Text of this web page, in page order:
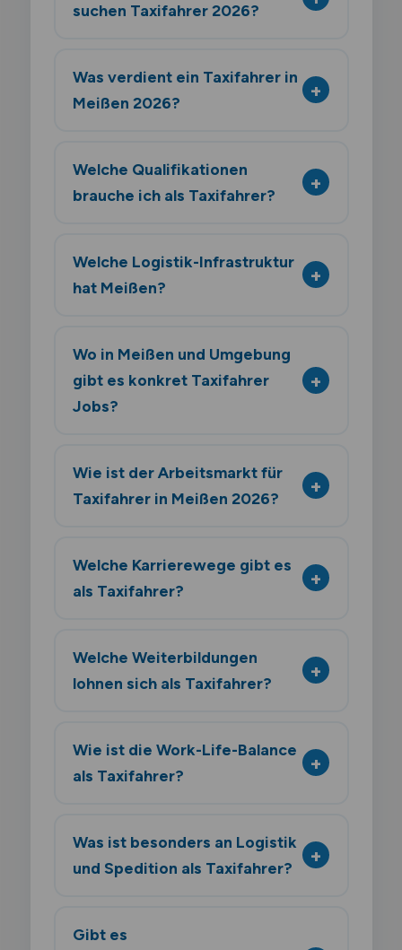
suchen Taxifahrer 2026?
Was verdient ein Taxifahrer in
Meißen 2026?
Welche Qualifikationen
brauche ich als Taxifahrer?
Welche Logistik-Infrastruktur
hat Meißen?
Wo in Meißen und Umgebung
gibt es konkret Taxifahrer
Jobs?
Wie ist der Arbeitsmarkt für
Taxifahrer in Meißen 2026?
Welche Karrierewege gibt es
als Taxifahrer?
Welche Weiterbildungen
lohnen sich als Taxifahrer?
Wie ist die Work-Life-Balance
als Taxifahrer?
Was ist besonders an Logistik
und Spedition als Taxifahrer?
Gibt es